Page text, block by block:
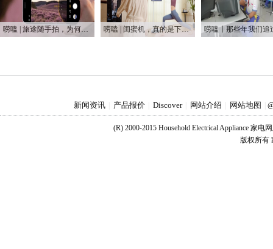
唠嗑 | 旅途随手拍，为何手机是普通人最好的摄影利器 唠嗑 | 闺蜜机，真的是下一个爆款吗？
新闻资讯 产品报价 Discover 网站介绍 网站地图
(R) 2000-2015 Household Electrical Appliance 家电
版权所有